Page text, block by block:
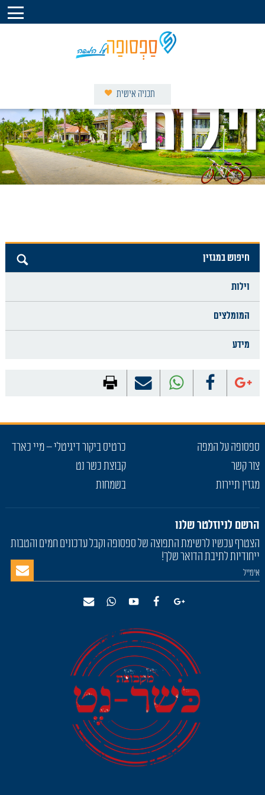
תכניה אישית
דף הבית – ספסופה על המפה
וילות נופש בספסופה
צימרים בספסופה
מסעדות ואוכל מוכן
צור קשר
וילות
חיפוש במגזין
וילות
המומלצים
מידע
ספסופה על המפה
צור קשר
מגזין תיירות
כרטיס ביקור דיגיטלי – מיי כארד
קבוצת כשר נט
בשמחות
הרשם לניוזלטר שלנו
הצטרף עכשיו לרשימת התפוצה של ספסופה וקבל עדכונים חמים והטבות
ייחודיות לתיבת הדואר שלך!